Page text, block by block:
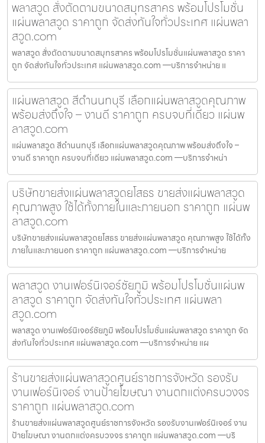
พลาสวูด สั่งตัดตามขนาดสมุทรสาคร พร้อมโปรโมชั่น
แผ่นพลาสวูด ราคาถูก จัดส่งทันใจทั่วประเทศ แผ่นพลา
สวูด.com
พลาสวูด สั่งตัดตามขนาดสมุทรสาคร พร้อมโปรโมชั่นแผ่นพลาสวูด ราคา
ถูก จัดส่งทันใจทั่วประเทศ แผ่นพลาสวูด.com —บริการจำหน่าย แ
แผ่นพลาสวูด สีดำนนทบุรี เลือกแผ่นพลาสวูดคุณภาพ
พร้อมส่งถึงใจ – งานดี ราคาถูก ครบจบที่เดียว แผ่นพ
ลาสวูด.com
แผ่นพลาสวูด สีดำนนทบุรี เลือกแผ่นพลาสวูดคุณภาพ พร้อมส่งถึงใจ –
งานดี ราคาถูก ครบจบที่เดียว แผ่นพลาสวูด.com —บริการจำหน่า
บริษัทขายส่งแผ่นพลาสวูดยโสธร ขายส่งแผ่นพลาสวูด
คุณภาพสูง ใช้ได้ทั้งภายในและภายนอก ราคาถูก แผ่นพ
ลาสวูด.com
บริษัทขายส่งแผ่นพลาสวูดยโสธร ขายส่งแผ่นพลาสวูด คุณภาพสูง ใช้ได้ทั้ง
ภายในและภายนอก ราคาถูก แผ่นพลาสวูด.com —บริการจำหน่าย
พลาสวูด งานเฟอร์นิเจอร์ชัยภูมิ พร้อมโปรโมชั่นแผ่นพ
ลาสวูด ราคาถูก จัดส่งทันใจทั่วประเทศ แผ่นพลา
สวูด.com
พลาสวูด งานเฟอร์นิเจอร์ชัยภูมิ พร้อมโปรโมชั่นแผ่นพลาสวูด ราคาถูก จัด
ส่งทันใจทั่วประเทศ แผ่นพลาสวูด.com —บริการจำหน่าย แผ
ร้านขายส่งแผ่นพลาสวูดศูนย์ราชการจังหวัด รองรับ
งานเฟอร์นิเจอร์ งานป้ายโฆษณา งานตกแต่งครบวงจร
ราคาถูก แผ่นพลาสวูด.com
ร้านขายส่งแผ่นพลาสวูดศูนย์ราชการจังหวัด รองรับงานเฟอร์นิเจอร์ งาน
ป้ายโฆษณา งานตกแต่งครบวงจร ราคาถูก แผ่นพลาสวูด.com —บริ